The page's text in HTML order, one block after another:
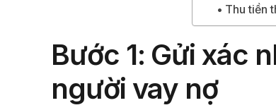
Thu tiền
Bước 1: Gửi xác
người vay nợ